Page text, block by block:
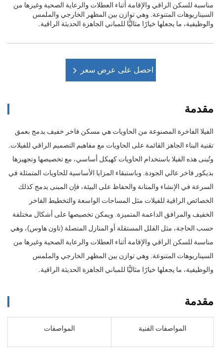
مناسبة للسكن الراقي والإقامة أثناء العطلات والرعاية الصحية وغيرها من
السيناريوهات المتنوعة. وهي توازن بين المظهر الخارجي والملمس
والوظيفية، ما يجعلها خيارًا مثاليًّا للمباني الجاهزة الحديثة الراقية.
احصل على عرض سعر
مقدمة
الفيلا الفاخرة المصنوعة من الحاويات هي مسكن فاخر خفيف يدمج بعمق
تقنية البناء الجاهز القائمة على الحاويات مع مفاهيم التصميم الراقي للفيلات.
وتُبنى هذه الفيلا باستخدام الحاويات كهيكل أساسي، مع تخصيصها وتجهيزها
بديكور فاخر عالي الجودة. وباستبقاء المزايا الأساسية للحاويات المتمثلة في
السرعة في الإنشاء والمتانة والحفاظ على البيئة، فإن المبنى يدمج كذلك
الخصائص الراقية للفيلات مثل المساحات الواسعة والتخطيط الفاخر
الخفيف والمرافق الداعمة المتميزة. ويمكن تخصيصها على أشكال مختلفة
حسب الحاجة، مثل الفلل المستقلة أو المنازل المتصلة (تاون هاوس)، وهي
مناسبة للسكن الراقي والإقامة أثناء العطلات والرعاية الصحية وغيرها من
السيناريوهات المتنوعة. وهي توازن بين المظهر الخارجي والملمس
والوظيفية، ما يجعلها خيارًا مثاليًّا للمباني الجاهزة الحديثة الراقية.
مقدمة
المواصفات الفنية المواصفات